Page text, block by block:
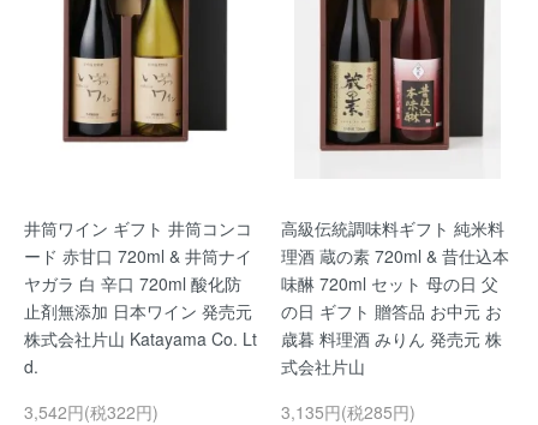
井筒ワイン ギフト 井筒コンコ
ード 赤甘口 720ml & 井筒ナイ
ヤガラ 白 辛口 720ml 酸化防
止剤無添加 日本ワイン 発売元
株式会社片山 Katayama Co. Lt
d.
3,542円(税322円)
高級伝統調味料ギフト 純米料
理酒 蔵の素 720ml & 昔仕込本
味醂 720ml セット 母の日 父
の日 ギフト 贈答品 お中元 お
歳暮 料理酒 みりん 発売元 株
式会社片山
3,135円(税285円)